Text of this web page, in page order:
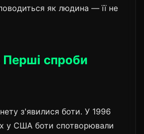
як людина — її не
Перші спроби
з'явилися боти. У 1996
у США боти спотворювали